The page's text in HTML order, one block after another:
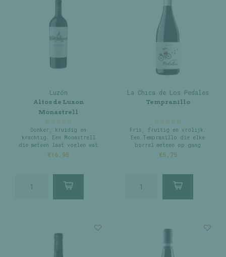
Luzón
Altos de Luzon
Monastrell
Donker, kruidig en
krachtig. Een Monastrell
die meteen laat voelen wat
hij kan.
€16,95
La Chica de Los Pedales
Tempranillo
Fris, fruitig en vrolijk.
Een Tempranillo die elke
borrel meteen op gang
trekt.
€5,75